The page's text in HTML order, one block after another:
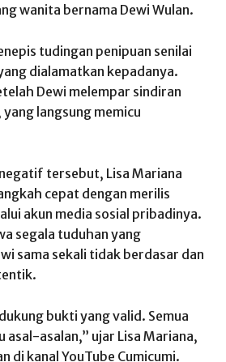
wanita bernama Dewi Wulan.
tudingan penipuan senilai
dialamatkan kepadanya.
Dewi melempar sindiran
langsung memicu
tersebut, Lisa Mariana
cepat dengan merilis
akun media sosial pribadinya.
segala tuduhan yang
sama sekali tidak berdasar dan
bukti yang valid. Semua
asal-asalan,” ujar Lisa Mariana,
di kanal YouTube Cumicumi.